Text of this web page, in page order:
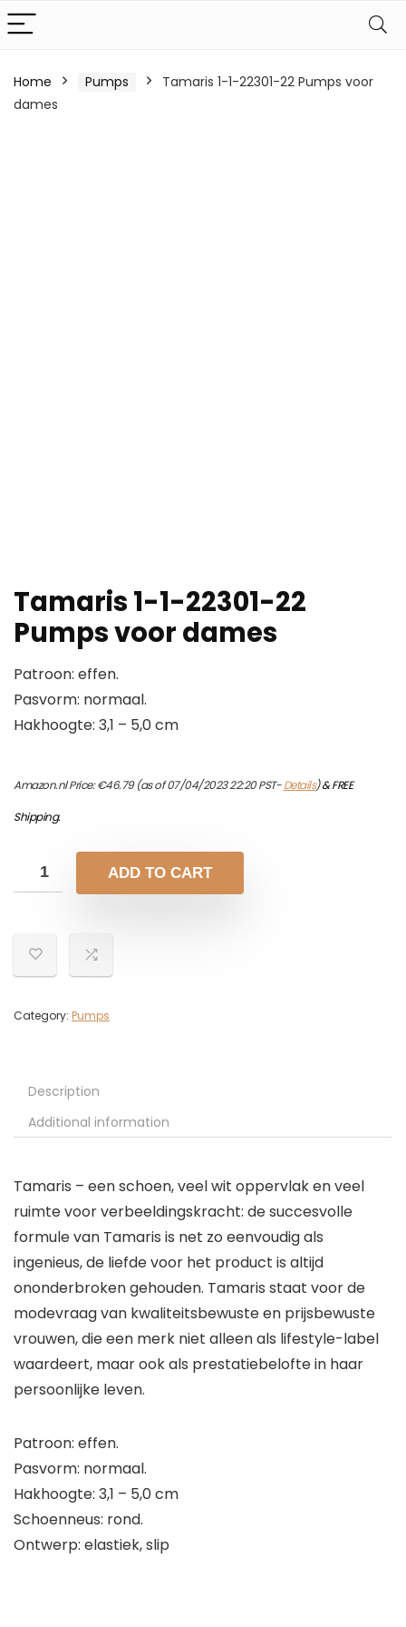
Home Pumps
Tamaris 1-1-22301-22 Pumps voor
dames
Tamaris 1-1-22301-22
Pumps voor dames
Patroon: effen.
Pasvorm: normaal.
Hakhoogte: 3,1 – 5,0 cm
Amazon.nl Price:€46.79(as of 07/04/2023 22:20 PST-Details)&FREE
Shipping.
ADD TO CART
Category: Pumps
Description
Additional information
Tamaris – een schoen, veel wit oppervlak en veel
ruimte voor verbeeldingskracht: de succesvolle
formule van Tamaris is net zo eenvoudig als
ingenieus, de liefde voor het product is altijd
ononderbroken gehouden. Tamaris staat voor de
modevraag van kwaliteitsbewuste en prijsbewuste
vrouwen, die een merk niet alleen als lifestyle-label
waardeert, maar ook als prestatiebelofte in haar
persoonlijke leven.
Patroon: effen.
Pasvorm: normaal.
Hakhoogte: 3,1 – 5,0 cm
Schoenneus: rond.
Ontwerp: elastiek, slip